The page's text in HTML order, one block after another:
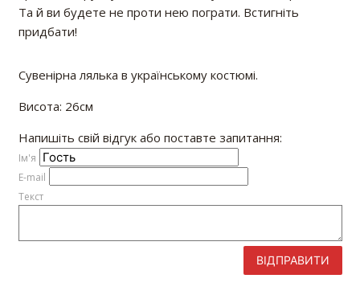
Та й ви будете не проти нею пограти. Встигніть
придбати!
Сувенірна лялька в українському костюмі.
Висота: 26см
Напишіть свій відгук або поставте запитання:
Iм'я
E-mail
Текст
ВІДПРАВИТИ